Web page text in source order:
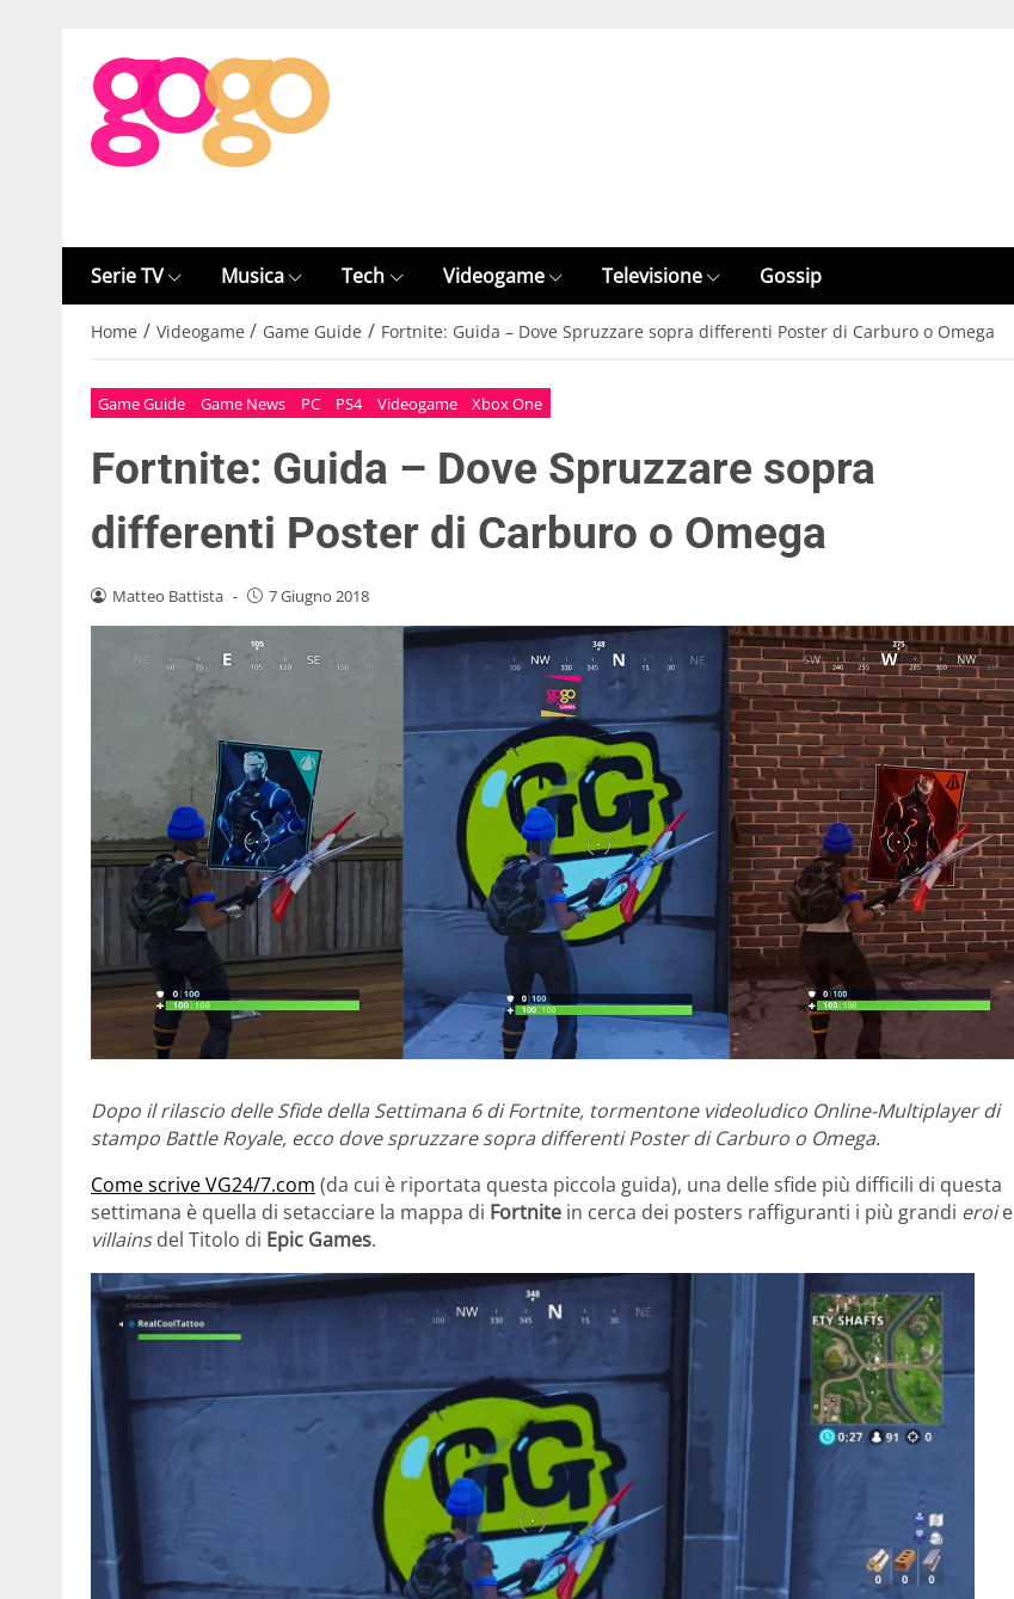
Serie TV Musica Tech Videogame Televisione Gossip
Home / Videogame / Game Guide / Fortnite: Guida – Dove Spruzzare sopra differenti Poster di Carburo o Omega
Game Guide Game News PC PS4 Videogame Xbox One
Fortnite: Guida – Dove Spruzzare sopra
differenti Poster di Carburo o Omega
Matteo Battista - 7 Giugno 2018
Dopo il rilascio delle Sfide della Settimana 6 di Fortnite, tormentone videoludico Online-Multiplayer di
stampo Battle Royale, ecco dove spruzzare sopra differenti Poster di Carburo o Omega.
Come scrive VG24/7.com (da cui è riportata questa piccola guida), una delle sfide più difficili di questa
settimana è quella di setacciare la mappa di Fortnite in cerca dei posters raffiguranti i più grandi eroie
villainsdel Titolo di Epic Games.